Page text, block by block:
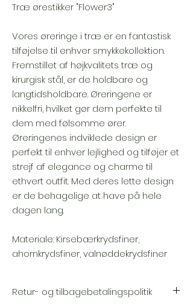
Træ ørestikker "Flower3"
Vores øreringe i træ er en fantastisk
tilføjelse til enhver smykkekollektion.
Fremstillet af højkvalitets træ og
kirurgisk stål, er de holdbare og
langtidsholdbare. Øreringene er
nikkelfri, hvilket gør dem perfekte til
dem med følsomme ører.
Øreringenes indviklede design er
perfekt til enhver lejlighed og tilføjer et
strejf af elegance og charme til
ethvert outfit. Med deres lette design
er de behagelige at have på hele
dagen lang.
Materiale: Kirsebærkrydsfiner,
ahornkrydsfiner, valnøddekrydsfiner
Retur- og tilbagebetalingspolitik